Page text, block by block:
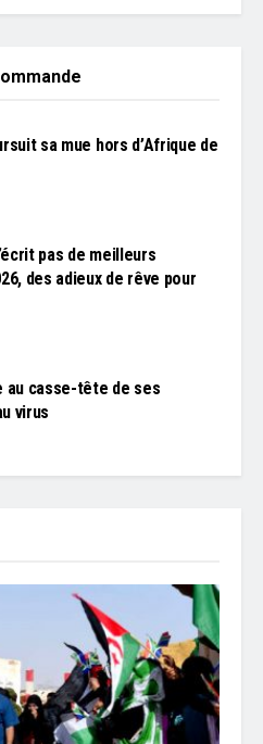
sa mue hors d’Afrique de
pas de meilleurs
des adieux de rêve pour
au casse-tête de ses
virus